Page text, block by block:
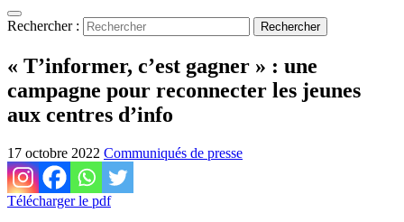
Rechercher :
« T’informer, c’est gagner » : une
campagne pour reconnecter les jeunes
aux centres d’info
17 octobre 2022 Communiqués de presse
Télécharger le pdf